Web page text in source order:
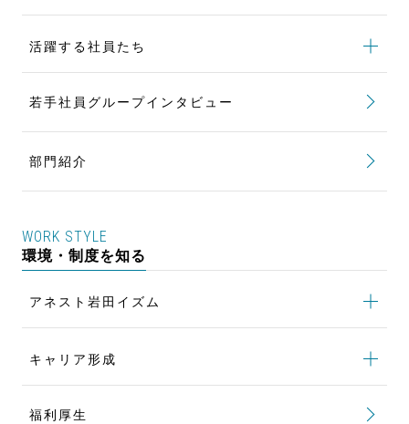
購買の仕事
設備設計の仕事
生産技術の仕事
品質保証の仕事
活躍する社員たち
顧客のニーズに応える部品の設計開発
製品の安定供給と生産性向上を追求
若手社員グループインタビュー
部門紹介
WORK STYLE
環境・制度を知る
アネスト岩田イズム
女性活躍推進 To be a STAR
キャリア形成
福利厚生